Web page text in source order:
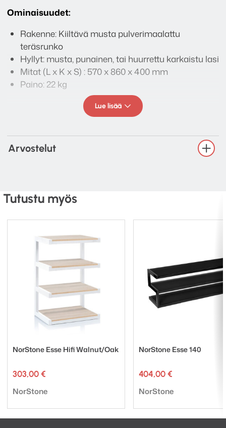
Ominaisuudet:
Rakenne: Kiiltävä musta pulverimaalattu
teräsrunko
Hyllyt: musta, punainen, tai huurrettu karkaistu lasi
Mitat (L x K x S) : 570 x 860 x 400 mm
Paino: 22 kg
Lue lisää
Arvostelut
Tutustu myös
NorStone Esse Hifi Walnut/Oak
303,00 €
Tuotemerkki:
NorStone
NorStone Esse 140
404,00 €
Tuotemerkki:
NorStone